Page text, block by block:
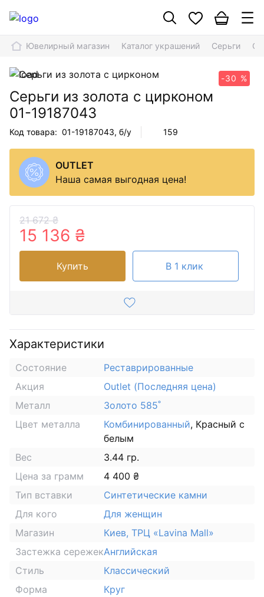
Ювелирный магазин Каталог украшений Серьги
-30 %
Серьги из золота с цирконом
01-19187043
Код товара: 01-19187043, б/у 159
OUTLET
Наша самая выгодная цена!
21 672 ₴
15 136 ₴
Купить В 1 клик
Характеристики
Состояние
Реставрированные
Акция
Outlet (Последняя цена)
Металл
Золото 585˚
Цвет металла
Комбинированный, Красный с
белым
Вес
3.44 гр.
Цена за грамм
4 400 ₴
Тип вставки
Синтетические камни
Для кого
Для женщин
Магазин
Киев, ТРЦ «Lavina Mall»
Застежка сережекАнглийская
Стиль
Классический
Форма
Круг